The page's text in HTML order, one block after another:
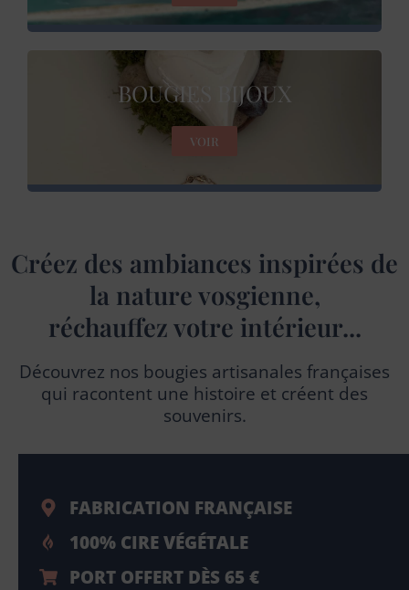
BOUGIES BIJOUX
VOIR
Créez des ambiances inspirées de
la nature vosgienne,
réchauffez votre intérieur...
Découvrez nos bougies artisanales françaises
qui racontent une histoire et créent des
souvenirs.
FABRICATION FRANÇAISE
100% CIRE VÉGÉTALE
PORT OFFERT DÈS 65 €